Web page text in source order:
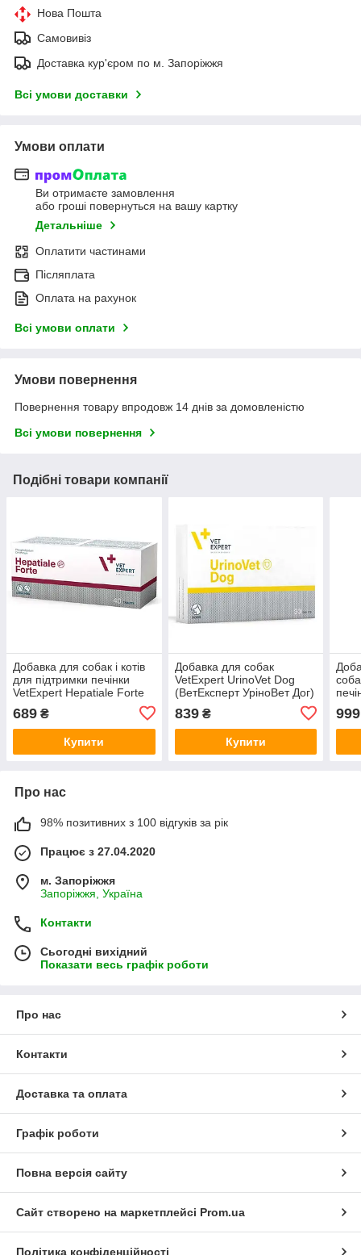
Нова Пошта
Самовивіз
Доставка кур'єром по м. Запоріжжя
Всі умови доставки
Умови оплати
Ви отримаєте замовлення
або гроші повернуться на вашу картку
Детальніше
Оплатити частинами
Післяплата
Оплата на рахунок
Всі умови оплати
Умови повернення
Повернення товару впродовж 14 днів за домовленістю
Всі умови повернення
Подібні товари компанії
Добавка для собак і котів
для підтримки печінки
VetExpert Hepatiale Forte
Форте)
689 ₴
Купити
Добавка для собак
VetExpert UrinoVet Dog
(ВетЕксперт УріноВет Дог)
сечовидільної функції
839₴
Купити
999
Про нас
98% позитивних з 100 відгуків за рік
Працює з 27.04.2020
м. Запоріжжя
Запоріжжя, Україна
Контакти
Сьогодні вихідний
Показати весь графік роботи
Про нас
Контакти
Доставка та оплата
Графік роботи
Повна версія сайту
Сайт створено на маркетплейсі Prom.ua
Політика конфіденційності